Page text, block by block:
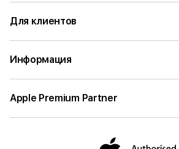
Для клиентов
Информация
Apple Premium Partner